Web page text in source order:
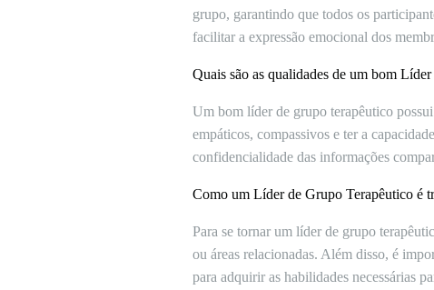
grupo, garantindo que todos os
facilitar a expressão emocional dos
Quais são as qualidades de um bom
Um bom líder de grupo terapêutico
empáticos, compassivos e ter a
confidencialidade das informações
Como um Líder de Grupo Terapêutico é
Para se tornar um líder de grupo
ou áreas relacionadas. Além disso, é
para adquirir as habilidades necessárias